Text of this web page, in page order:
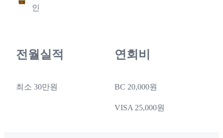
인
전월실적
최소 30만원
연회비
BC 20,000원
VISA 25,000원